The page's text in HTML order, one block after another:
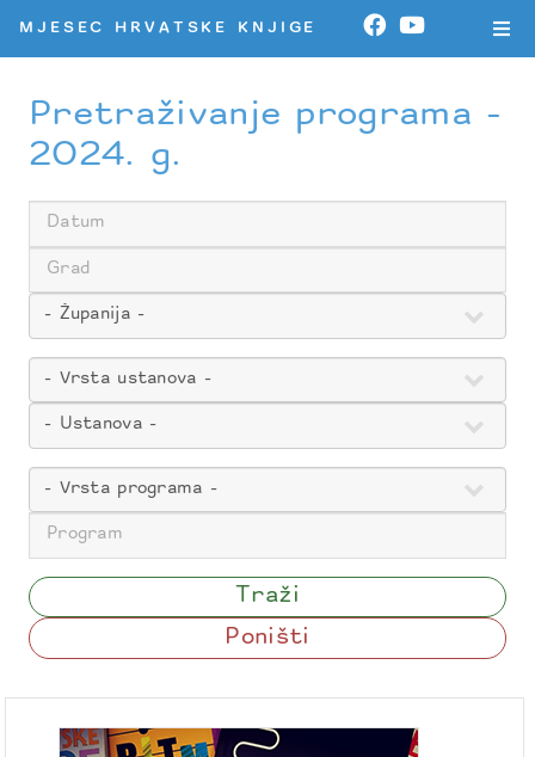
MJESEC HRVATSKE KNJIGE
Pretraživanje programa -
2024. g.